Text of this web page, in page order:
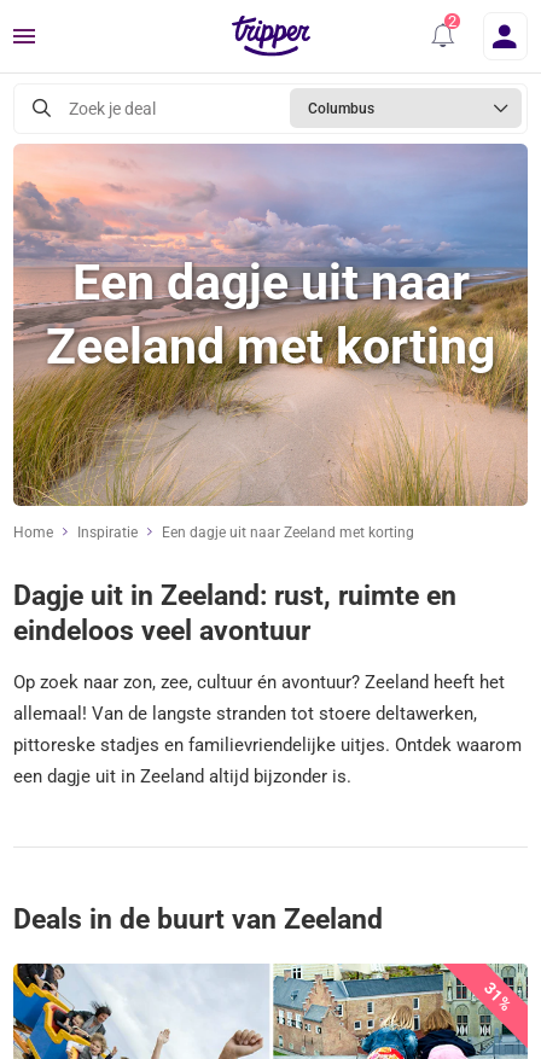
Menu
Zoek je deal Columbus
Een dagje uit naar
Zeeland met korting
Home Inspiratie Een dagje uit naar Zeeland met korting
Dagje uit in Zeeland: rust, ruimte en
eindeloos veel avontuur
Op zoek naar zon, zee, cultuur én avontuur? Zeeland heeft het
allemaal! Van de langste stranden tot stoere deltawerken,
pittoreske stadjes en familievriendelijke uitjes. Ontdek waarom
een dagje uit in Zeeland altijd bijzonder is.
Deals in de buurt van Zeeland
31%